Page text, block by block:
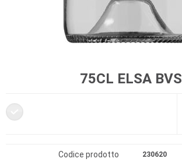
75CL ELSA BVS
Codice prodotto 230620